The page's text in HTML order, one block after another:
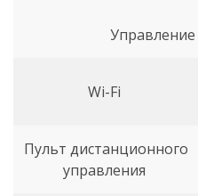
Wi-Fi
Пульт дистанционного
управления